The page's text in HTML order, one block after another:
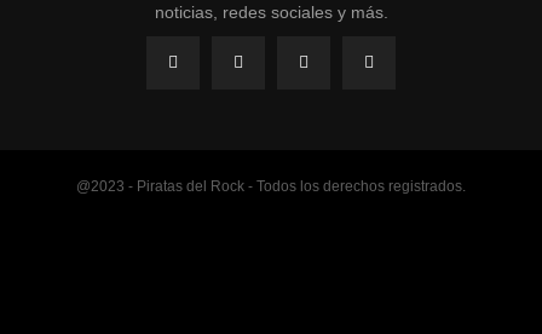
noticias, redes sociales y más.
@2023 - Piratas del Rock - Todos los derechos registrados.